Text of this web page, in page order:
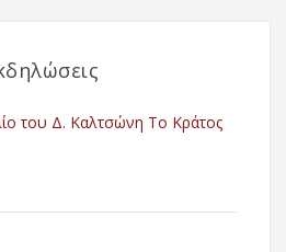
του Δ. Καλτσώνη Το Κράτος